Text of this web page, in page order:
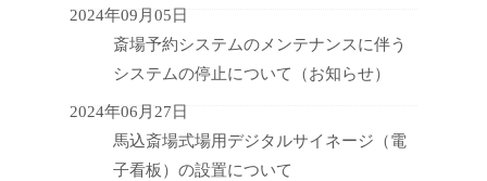
2024年09月05日
斎場予約システムのメンテナンスに伴う
システムの停止について（お知らせ）
2024年06月27日
馬込斎場式場用デジタルサイネージ（電
子看板）の設置について